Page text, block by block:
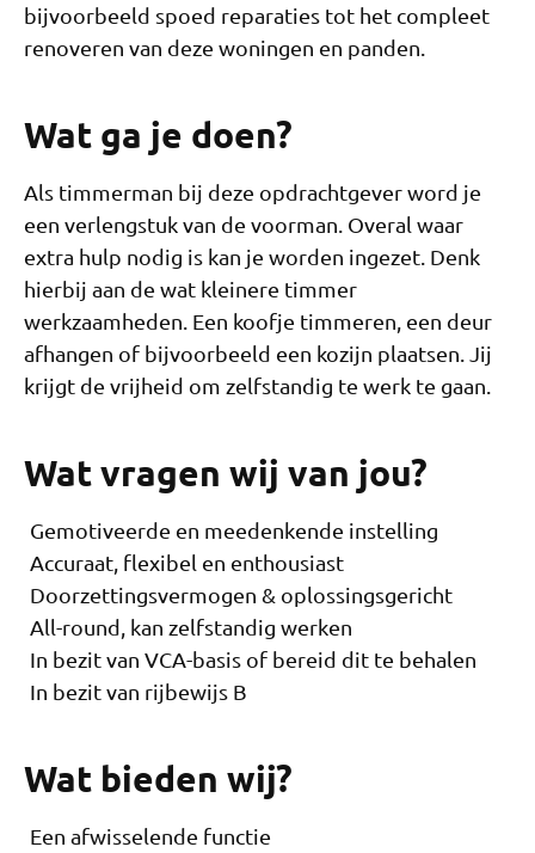
bijvoorbeeld spoed reparaties tot het compleet
renoveren van deze woningen en panden.
Wat ga je doen?
Als timmerman bij deze opdrachtgever word je
een verlengstuk van de voorman. Overal waar
extra hulp nodig is kan je worden ingezet. Denk
hierbij aan de wat kleinere timmer
werkzaamheden. Een koofje timmeren, een deur
afhangen of bijvoorbeeld een kozijn plaatsen. Jij
krijgt de vrijheid om zelfstandig te werk te gaan.
Wat vragen wij van jou?
Gemotiveerde en meedenkende instelling
Accuraat, flexibel en enthousiast
Doorzettingsvermogen & oplossingsgericht
All-round, kan zelfstandig werken
In bezit van VCA-basis of bereid dit te behalen
In bezit van rijbewijs B
Wat bieden wij?
Een afwisselende functie